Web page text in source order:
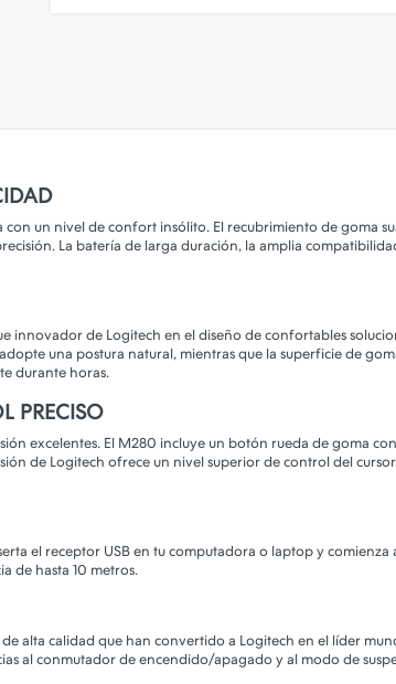
un nivel de confort insólito. El recubrimiento de goma
La batería de larga duración, la amplia
innovador de Logitech en el diseño de confortables
una postura natural, mientras que la superficie de
durante horas.
PRECISO
excelentes. El M280 incluye un botón rueda de goma
de Logitech ofrece un nivel superior de control del
el receptor USB en tu computadora o laptop y
de hasta 10 metros.
alta calidad que han convertido a Logitech en el líder
al conmutador de encendido/apagado y al modo de